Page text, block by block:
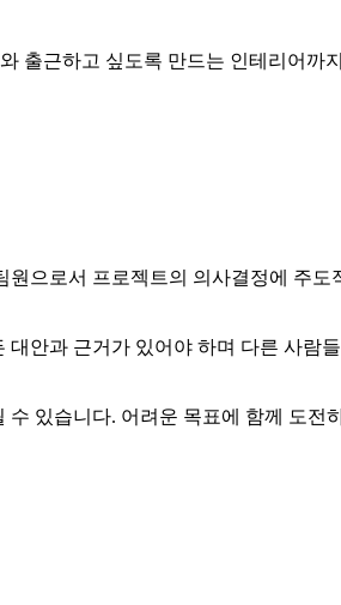
근하고 싶도록 만드는 인테리어까
으로서 프로젝트의 의사결정에 주
안과 근거가 있어야 하며 다른 사람
있습니다. 어려운 목표에 함께 도전